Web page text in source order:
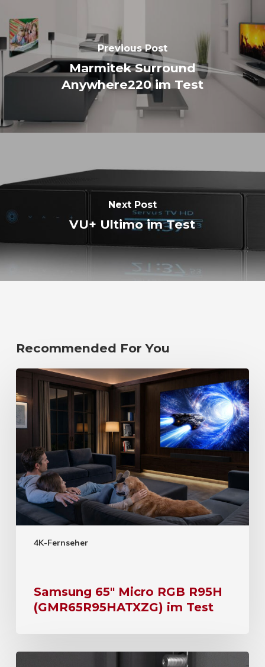
Previous Post
Marmitek Surround
Anywhere220 im Test
Next Post
VU+ Ultimo im Test
Recommended For You
4K-Fernseher
Samsung 65″ Micro RGB R95H
(GMR65R95HATXZG) im Test